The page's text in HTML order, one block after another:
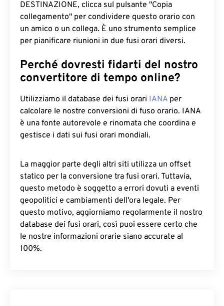
DESTINAZIONE, clicca sul pulsante "Copia
collegamento" per condividere questo orario con
un amico o un collega. È uno strumento semplice
per pianificare riunioni in due fusi orari diversi.
Perché dovresti fidarti del nostro
convertitore di tempo online?
Utilizziamo il database dei fusi orari IANA per
calcolare le nostre conversioni di fuso orario. IANA
è una fonte autorevole e rinomata che coordina e
gestisce i dati sui fusi orari mondiali.
La maggior parte degli altri siti utilizza un offset
statico per la conversione tra fusi orari. Tuttavia,
questo metodo è soggetto a errori dovuti a eventi
geopolitici e cambiamenti dell'ora legale. Per
questo motivo, aggiorniamo regolarmente il nostro
database dei fusi orari, così puoi essere certo che
le nostre informazioni orarie siano accurate al
100%.